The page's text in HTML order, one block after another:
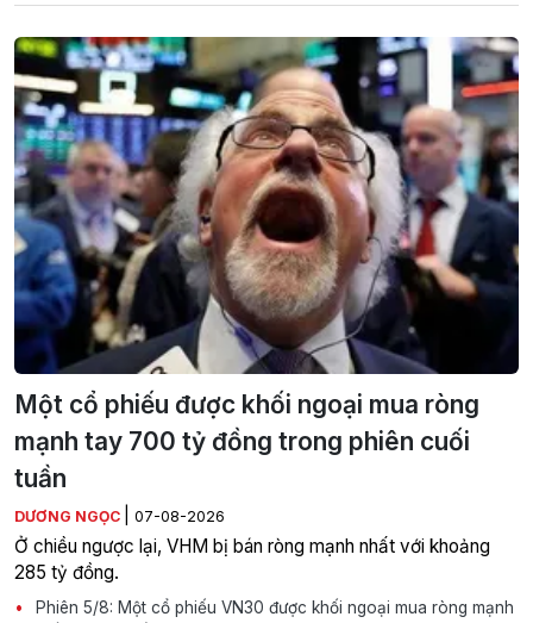
Một cổ phiếu được khối ngoại mua ròng
mạnh tay 700 tỷ đồng trong phiên cuối
tuần
DƯƠNG NGỌC 07-08-2026
Ở chiều ngược lại, VHM bị bán ròng mạnh nhất với khoảng
285 tỷ đồng.
Phiên 5/8: Một cổ phiếu VN30 được khối ngoại mua ròng mạnh